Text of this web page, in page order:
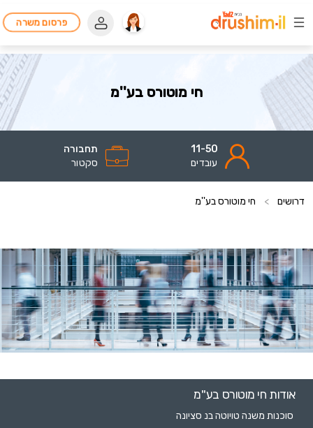
פרסום משרה
חי מוטורס בע''מ
11-50
עובדים
תחבורה
סקטור
דרושים > חי מוטורס בע''מ
אודות חי מוטורס בע''מ
סוכנות משנה טויוטה בנ סציונה